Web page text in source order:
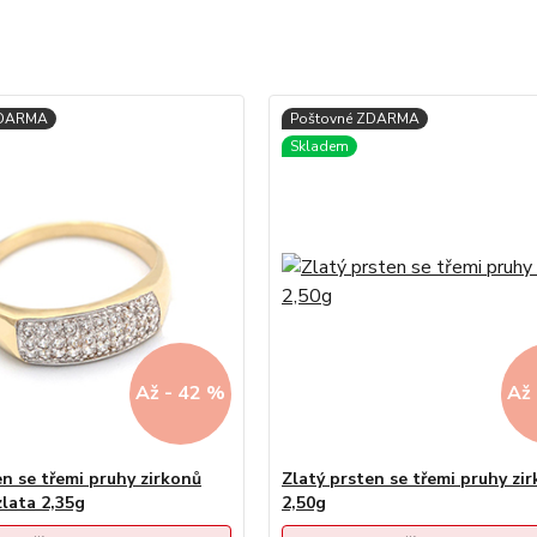
Až - 42 %
se třemi pruhy zirkonů
2,35g
Až
Zlatý prsten se třemi pruhy
2,50g